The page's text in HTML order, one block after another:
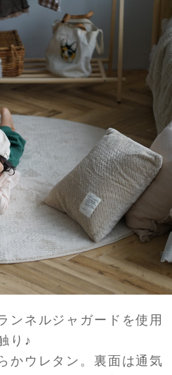
ンネルジャガードを使用
り♪
かウレタン。裏面は通気